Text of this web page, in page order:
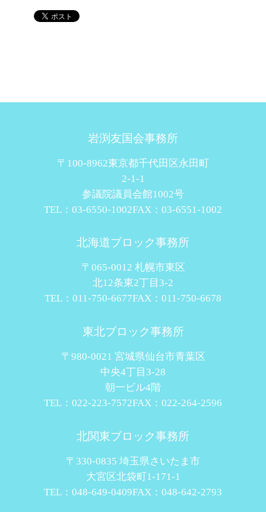
岩渕友国会事務所
〒100-8962東京都千代田区永田町
2-1-1
参議院議員会館1002号
TEL：03-6550-1002FAX：03-6551-1002
北海道ブロック事務所
〒065-0012 札幌市東区
北12条東2丁目3-2
TEL：011-750-6677FAX：011-750-6678
東北ブロック事務所
〒980-0021 宮城県仙台市青葉区
中央4丁目3-28
朝一ビル4階
TEL：022-223-7572FAX：022-264-2596
北関東ブロック事務所
〒330-0835 埼玉県さいたま市
大宮区北袋町1-171-1
TEL：048-649-0409FAX：048-642-2793